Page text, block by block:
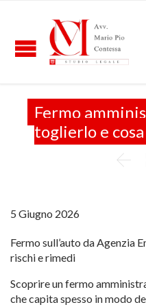
Fermo
toglierlo e

5 Giugno 2026
Fermo sull’auto da Agenzia
rischi e rimedi
Scoprire un fermo
che capita spesso in modo